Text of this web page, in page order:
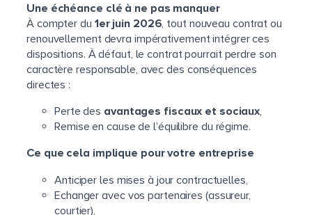
Une échéance clé à ne pas manquer
À compter du 1er juin 2026, tout nouveau contrat ou
renouvellement devra impérativement intégrer ces
dispositions. À défaut, le contrat pourrait perdre son
caractère responsable, avec des conséquences
directes :
Perte des avantages fiscaux et sociaux,
Remise en cause de l’équilibre du régime.
Ce que cela implique pour votre entreprise
Anticiper les mises à jour contractuelles,
Echanger avec vos partenaires (assureur,
courtier),